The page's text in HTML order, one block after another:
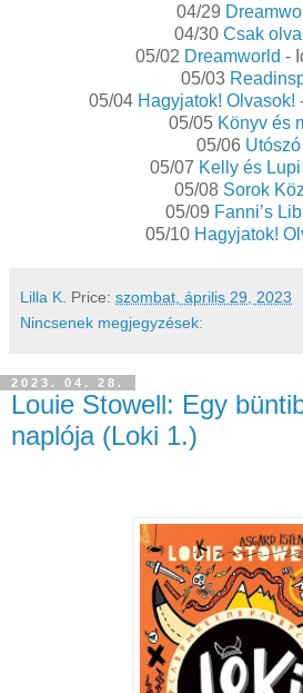
04/29
04/30 Csak
05/02 Dreamworld -
05/03
05/04 Hagyjatok! Olvasok!
05/05 Könyv és
05/06 Utószó
05/07 Kelly és
05/08 Sorok
05/09 Fanni’s
05/10 Hagyjatok!
Lilla K. Price: szombat, április 29, 2023
Nincsenek megjegyzések:
2023. 04. 28.
Louie Stowell: Egy
naplója (Loki 1.)